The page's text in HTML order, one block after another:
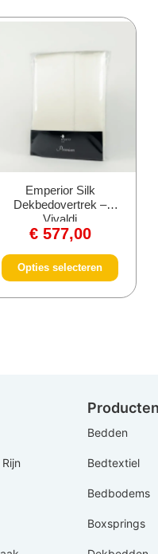
Emperior Silk
Dekbedovertrek –
Vivaldi
€577,00
Opties selecteren
Bedden
Bedtextiel
Bedbodems
Boxsprings